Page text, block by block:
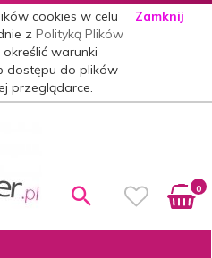
cookies w celu
zPolityką Plików
określić warunki
dostępu do plików
przeglądarce.
Zamknij
0